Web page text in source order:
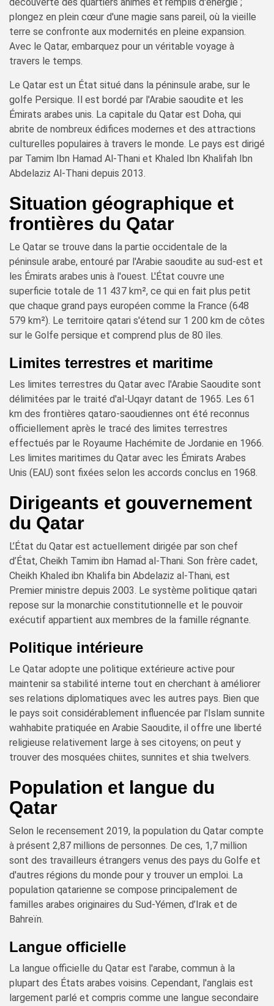
plongez en plein cœur d'une magie sans pareil, où la vieille
terre se confronte aux modernités en pleine expansion.
Avec le Qatar, embarquez pour un véritable voyage à
travers le temps.
Le Qatar est un État situé dans la péninsule arabe, sur le
golfe Persique. Il est bordé par l'Arabie saoudite et les
Émirats arabes unis. La capitale du Qatar est Doha, qui
abrite de nombreux édifices modernes et des attractions
culturelles populaires à travers le monde. Le pays est dirigé
par Tamim Ibn Hamad Al-Thani et Khaled Ibn Khalifah Ibn
Abdelaziz Al-Thani depuis 2013.
Situation géographique et
frontières du Qatar
Le Qatar se trouve dans la partie occidentale de la
péninsule arabe, entouré par l'Arabie saoudite au sud-est et
les Émirats arabes unis à l'ouest. L'État couvre une
superficie totale de 11 437 km², ce qui en fait plus petit
que chaque grand pays européen comme la France (648
579 km²). Le territoire qatari s'étend sur 1 200 km de côtes
sur le Golfe persique et comprend plus de 80 îles.
Limites terrestres et maritime
Les limites terrestres du Qatar avec l'Arabie Saoudite sont
délimitées par le traité d'al-Uqayr datant de 1965. Les 61
km des frontières qataro-saoudiennes ont été reconnus
officiellement après le tracé des limites terrestres
effectués par le Royaume Hachémite de Jordanie en 1966.
Les limites maritimes du Qatar avec les Émirats Arabes
Unis (EAU) sont fixées selon les accords conclus en 1968.
Dirigeants et gouvernement
du Qatar
L’État du Qatar est actuellement dirigée par son chef
d’État, Cheikh Tamim ibn Hamad al-Thani. Son frère cadet,
Cheikh Khaled ibn Khalifa bin Abdelaziz al-Thani, est
Premier ministre depuis 2003. Le système politique qatari
repose sur la monarchie constitutionnelle et le pouvoir
exécutif appartient aux membres de la famille régnante.
Politique intérieure
Le Qatar adopte une politique extérieure active pour
maintenir sa stabilité interne tout en cherchant à améliorer
ses relations diplomatiques avec les autres pays. Bien que
le pays soit considérablement influencée par l'Islam sunnite
wahhabite pratiquée en Arabie Saoudite, il offre une liberté
religieuse relativement large à ses citoyens; on peut y
trouver des mosquées chiites, sunnites et shia twelvers.
Population et langue du
Qatar
Selon le recensement 2019, la population du Qatar compte
à présent 2,87 millions de personnes. De ces, 1,7 million
sont des travailleurs étrangers venus des pays du Golfe et
d'autres régions du monde pour y trouver un emploi. La
population qatarienne se compose principalement de
familles arabes originaires du Sud-Yémen, d’Irak et de
Bahreïn.
Langue officielle
La langue officielle du Qatar est l'arabe, commun à la
plupart des États arabes voisins. Cependant, l'anglais est
largement parlé et compris comme une langue secondaire